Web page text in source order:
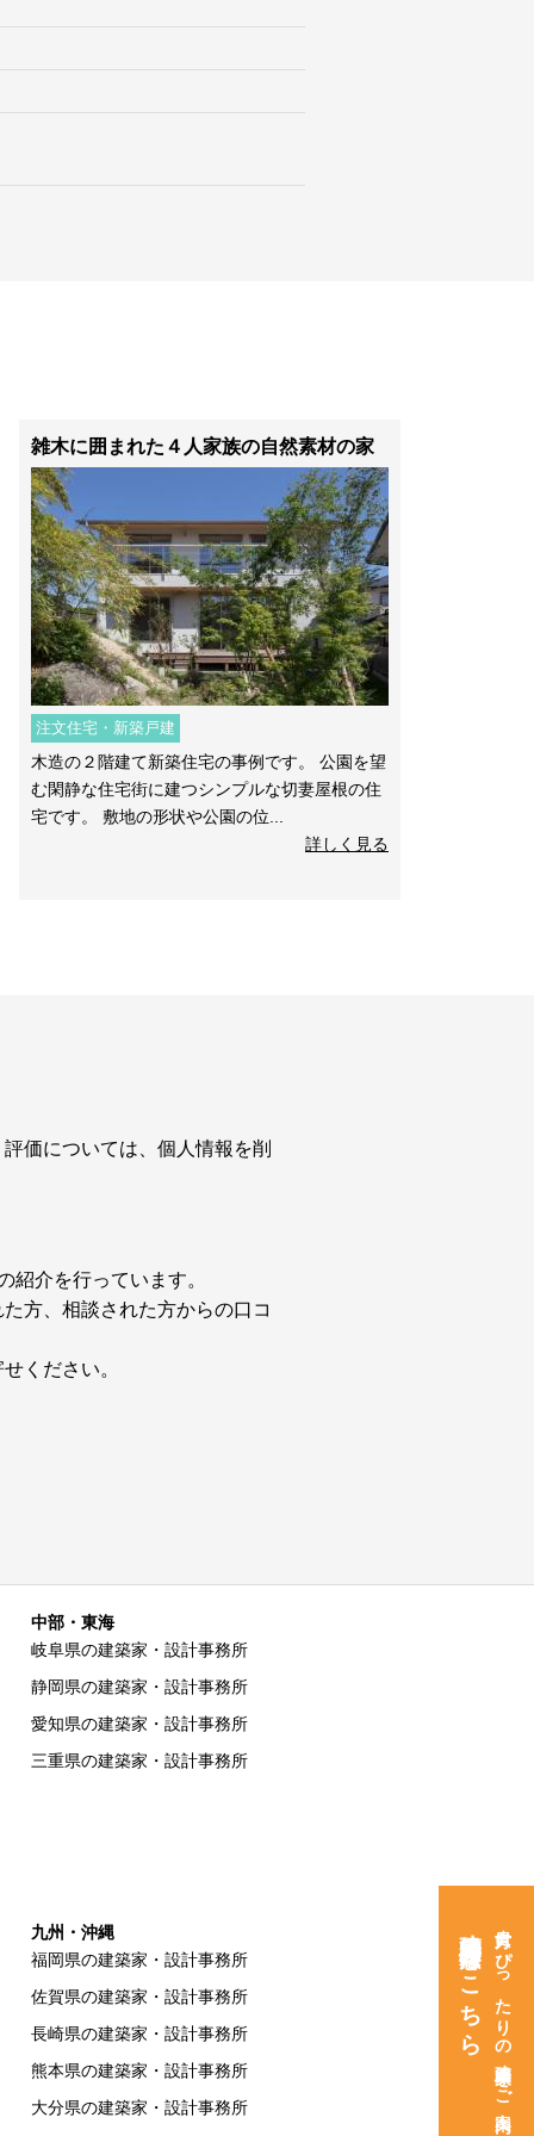
雑木に囲まれた４人家族の自然素材の家
注文住宅・新築戸建
木造の２階建て新築住宅の事例です。 公園を望
む閑静な住宅街に建つシンプルな切妻屋根の住
宅です。 敷地の形状や公園の位...
詳しく見る
価については、個人情報を削
介を行っています。
方、相談された方からの口コ
ください。
中部・東海
岐阜県の建築家・設計事務所
静岡県の建築家・設計事務所
愛知県の建築家・設計事務所
三重県の建築家・設計事務所
九州・沖縄
福岡県の建築家・設計事務所
佐賀県の建築家・設計事務所
長崎県の建築家・設計事務所
熊本県の建築家・設計事務所
大分県の建築家・設計事務所
貴方にぴったりの建築家をご案内
建築家紹介窓口はこちら